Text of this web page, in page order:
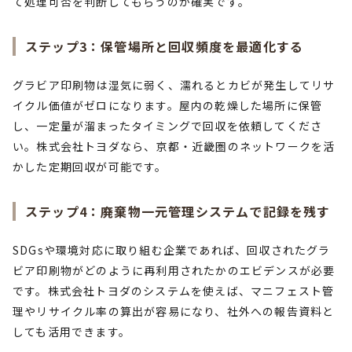
ステップ3：保管場所と回収頻度を最適化する
グラビア印刷物は湿気に弱く、濡れるとカビが発生してリサ
イクル価値がゼロになります。屋内の乾燥した場所に保管
し、一定量が溜まったタイミングで回収を依頼してくださ
い。株式会社トヨダなら、京都・近畿圏のネットワークを活
かした定期回収が可能です。
ステップ4：廃棄物一元管理システムで記録を残す
SDGsや環境対応に取り組む企業であれば、回収されたグラ
ビア印刷物がどのように再利用されたかのエビデンスが必要
です。株式会社トヨダのシステムを使えば、マニフェスト管
理やリサイクル率の算出が容易になり、社外への報告資料と
しても活用できます。